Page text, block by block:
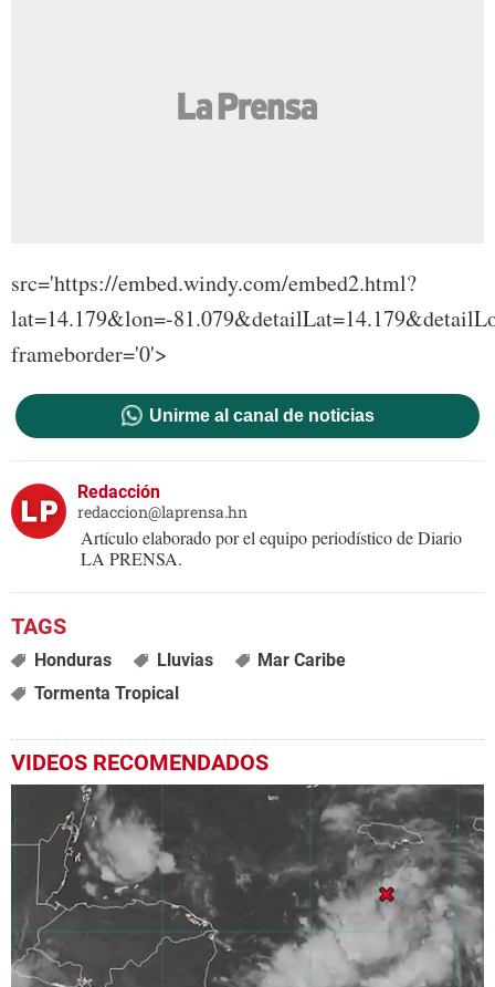
src='https://embed.windy.com/embed2.html?
lat=14.179&lon=-
frameborder='0'>
Unirme al canal de noticias
Redacción
redaccion@laprensa.hn
Artículo elaborado por el equipo periodístico de Diario
LA PRENSA.
Honduras Lluvias
Mar Caribe
Tormenta Tropical
VIDEOS RECOMENDADOS